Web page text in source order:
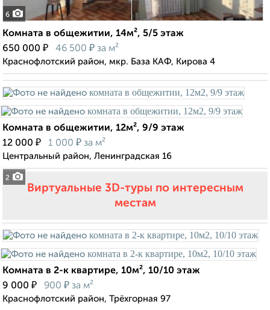
6
Комната в общежитии, 14м², 5/5 этаж
650 000 ₽ 46 500 ₽ за м²
Краснофлотский район, мкр. База КАФ, Кирова 4
2
Комната в общежитии, 12м², 9/9 этаж
12 000 ₽ 1 000 ₽ за м²
Центральный район, Ленинградская 16
Виртуальные 3D-туры по интересным
местам
Комната в 2-к квартире, 10м², 10/10 этаж
9 000 ₽ 900 ₽ за м²
Краснофлотский район, Трёхгорная 97